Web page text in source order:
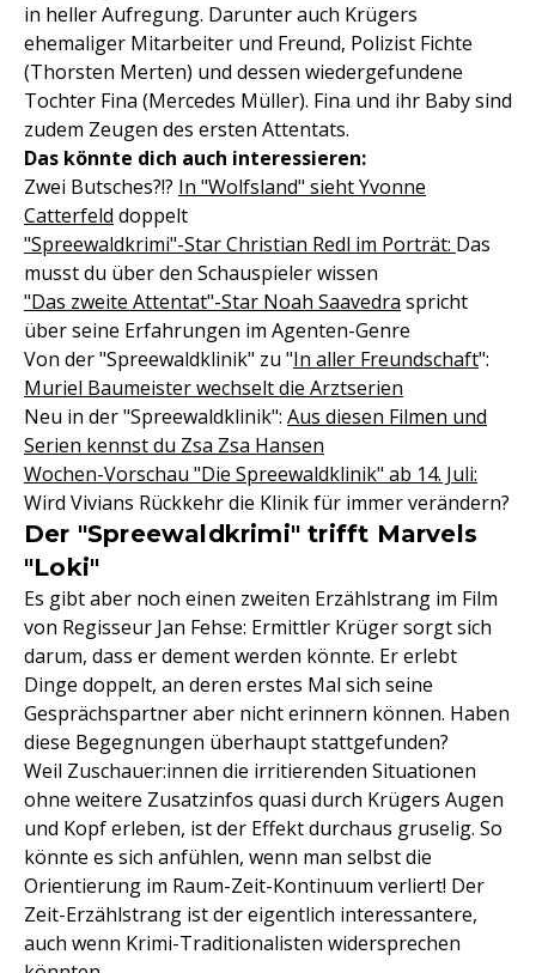
in heller Aufregung. Darunter auch Krügers
ehemaliger Mitarbeiter und Freund, Polizist Fichte
(Thorsten Merten) und dessen wiedergefundene
Tochter Fina (Mercedes Müller). Fina und ihr Baby sind
zudem Zeugen des ersten Attentats.
Das könnte dich auch interessieren:
Zwei Butsches?!? In "Wolfsland" sieht Yvonne
Catterfeld doppelt
"Spreewaldkrimi"-Star Christian Redl im Porträt: Das
musst du über den Schauspieler wissen
"Das zweite Attentat"-Star Noah Saavedra spricht
über seine Erfahrungen im Agenten-Genre
Von der "Spreewaldklinik" zu "In aller Freundschaft":
Muriel Baumeister wechselt die Arztserien
Neu in der "Spreewaldklinik": Aus diesen Filmen und
Serien kennst du Zsa Zsa Hansen
Wochen-Vorschau "Die Spreewaldklinik" ab 14. Juli:
Wird Vivians Rückkehr die Klinik für immer verändern?
Der "Spreewaldkrimi" trifft Marvels
"Loki"
Es gibt aber noch einen zweiten Erzählstrang im Film
von Regisseur Jan Fehse: Ermittler Krüger sorgt sich
darum, dass er dement werden könnte. Er erlebt
Dinge doppelt, an deren erstes Mal sich seine
Gesprächspartner aber nicht erinnern können. Haben
diese Begegnungen überhaupt stattgefunden?
Weil Zuschauer:innen die irritierenden Situationen
ohne weitere Zusatzinfos quasi durch Krügers Augen
und Kopf erleben, ist der Effekt durchaus gruselig. So
könnte es sich anfühlen, wenn man selbst die
Orientierung im Raum-Zeit-Kontinuum verliert! Der
Zeit-Erzählstrang ist der eigentlich interessantere,
auch wenn Krimi-Traditionalisten widersprechen